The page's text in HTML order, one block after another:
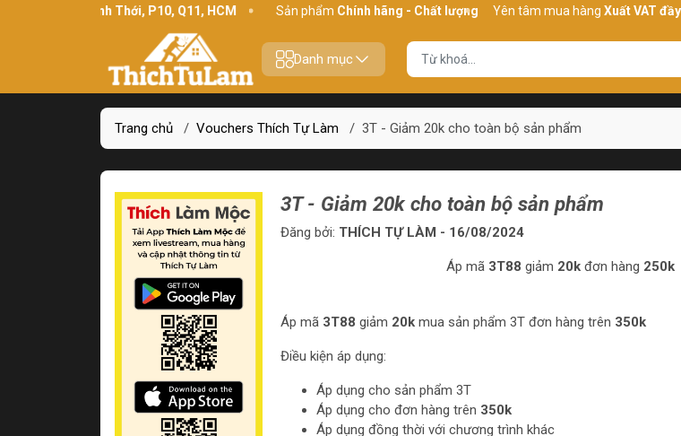
234 Bình Thới, P10, Q11, HCM Sản phẩmChính hãng - Chất lượng Yên tâm mua hàngXuất VAT đầy đủ
Danh mục
Trang chủ / Vouchers Thích Tự Làm / 3T - Giảm 20k cho toàn bộ sản phẩm
3T - Giảm 20k cho toàn bộ sản phẩm
Đăng bởi: THÍCH TỰ LÀM - 16/08/2024
Áp mã 3T88giảm 20kđơn hàng 250k
Áp mã 3T88 giảm 20k mua sản phẩm 3T đơn hàng trên 350k
Điều kiện áp dụng:
Áp dụng cho sản phẩm 3T
Áp dụng cho đơn hàng trên 350k
Áp dụng đồng thời với chương trình khác